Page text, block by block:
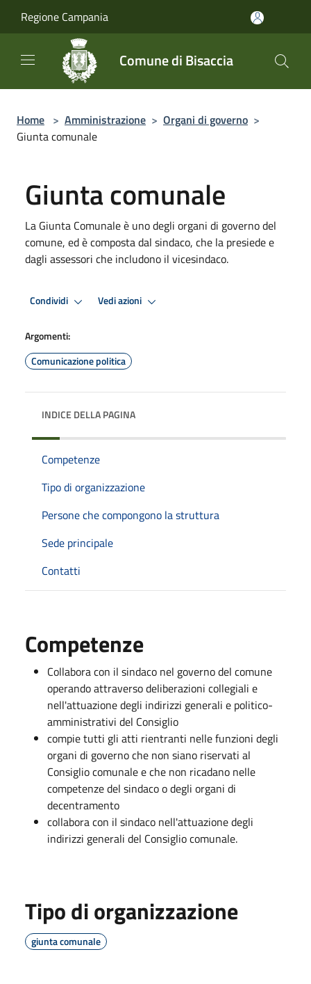
Regione Campania
Comune di Bisaccia
Home > Amministrazione > Organi di governo >
Giunta comunale
Giunta comunale
La Giunta Comunale è uno degli organi di governo del
comune, ed è composta dal sindaco, che la presiede e
dagli assessori che includono il vicesindaco.
Condividi Vedi azioni
Argomenti:
Comunicazione politica
INDICE DELLA PAGINA
Competenze
Tipo di organizzazione
Persone che compongono la struttura
Sede principale
Contatti
Competenze
Collabora con il sindaco nel governo del comune
operando attraverso deliberazioni collegiali e
nell'attuazione degli indirizzi generali e politico-
amministrativi del Consiglio
compie tutti gli atti rientranti nelle funzioni degli
organi di governo che non siano riservati al
Consiglio comunale e che non ricadano nelle
competenze del sindaco o degli organi di
decentramento
collabora con il sindaco nell'attuazione degli
indirizzi generali del Consiglio comunale.
Tipo di organizzazione
giunta comunale